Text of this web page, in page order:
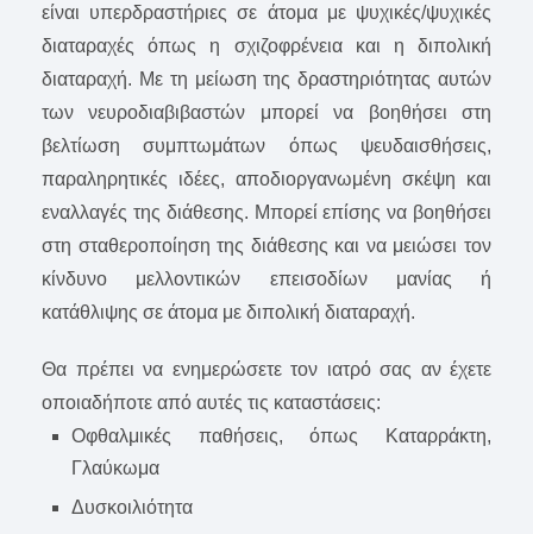
είναι υπερδραστήριες σε άτομα με ψυχικές/ψυχικές
διαταραχές όπως η σχιζοφρένεια και η διπολική
διαταραχή. Με τη μείωση της δραστηριότητας αυτών
των νευροδιαβιβαστών μπορεί να βοηθήσει στη
βελτίωση συμπτωμάτων όπως ψευδαισθήσεις,
παραληρητικές ιδέες, αποδιοργανωμένη σκέψη και
εναλλαγές της διάθεσης. Μπορεί επίσης να βοηθήσει
στη σταθεροποίηση της διάθεσης και να μειώσει τον
κίνδυνο μελλοντικών επεισοδίων μανίας ή
κατάθλιψης σε άτομα με διπολική διαταραχή.
Θα πρέπει να ενημερώσετε τον ιατρό σας αν έχετε
οποιαδήποτε από αυτές τις καταστάσεις:
Οφθαλμικές παθήσεις, όπως Καταρράκτη,
Γλαύκωμα
Δυσκοιλιότητα